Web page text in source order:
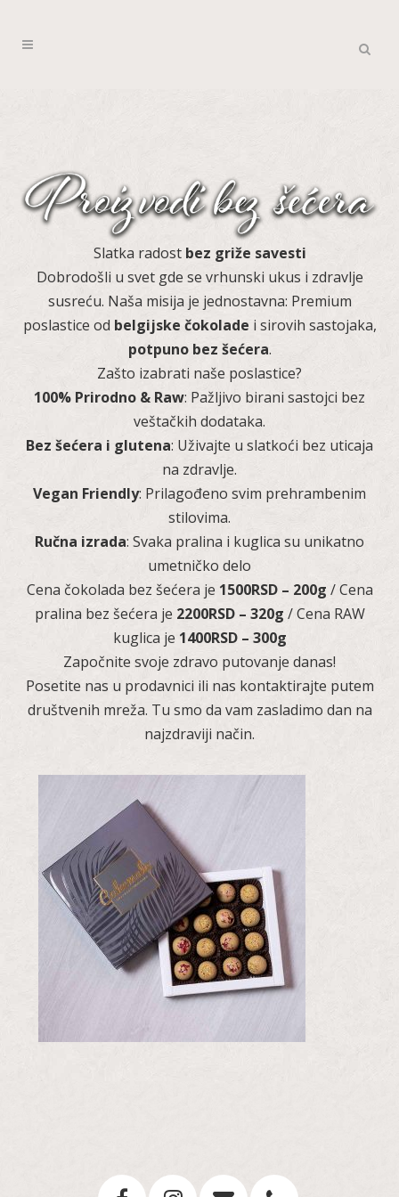
​Slatka radost bez griže savesti
​Dobrodošli u svet gde se vrhunski ukus i zdravlje
susreću. Naša misija je jednostavna: Premium
poslastice od belgijske čokolade i sirovih sastojaka,
potpuno bez šećera.
​Zašto izabrati naše poslastice?
100% Prirodno & Raw: Pažljivo birani sastojci bez
veštačkih dodataka.
Bez šećera i glutena: Uživajte u slatkoći bez uticaja
na zdravlje.
Vegan Friendly: Prilagođeno svim prehrambenim
stilovima.
Ručna izrada: Svaka pralina i kuglica su unikatno
umetničko delo
Cena čokolada bez šećera je 1500RSD – 200g / Cena
pralina bez šećera je 2200RSD – 320g / Cena RAW
kuglica je 1400RSD – 300g
Započnite svoje zdravo putovanje danas!
​Posetite nas u prodavnici ili nas kontaktirajte putem
društvenih mreža. Tu smo da vam zasladimo dan na
najzdraviji način.